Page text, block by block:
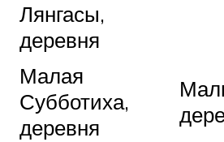
Лянгасы,
деревня
Малая
Субботиха,
деревня